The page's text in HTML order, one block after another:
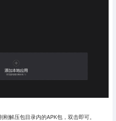
解压包目录内的APK包，双击即可。